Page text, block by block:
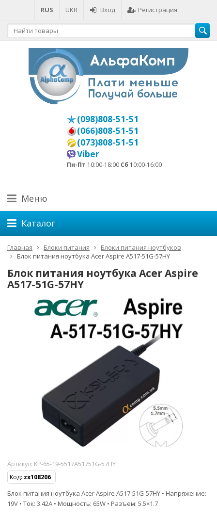
RUS UKR Вход Регистрация
(098)808-51-51
(066)808-51-51
(073)808-51-51
Viber
Пн-Пт 10:00-18:00 Сб 10:00-16:00
Меню
Каталог
Главная Блоки питания
Блоки питания ноутбуков
Блок питания ноутбука Acer Aspire A517-51G-57HY
Блок питания ноутбука Acer Aspire
A517-51G-57HY
Артикул: KP-65-19-5517A51751G-57HY
Код: zx108206
Блок питания ноутбука Acer Aspire A517-51G-57HY • Напряжение:
19V • Ток: 3.42A • Мощность: 65W • Разъем: 5.5×1.7